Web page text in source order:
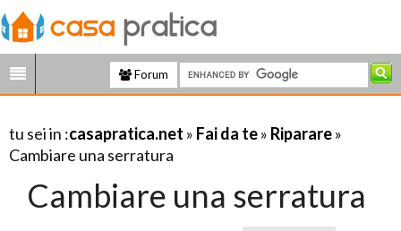
Forum
tu sei in :casapratica.net » Fai da te» Riparare»
Cambiare una serratura
Cambiare una serratura